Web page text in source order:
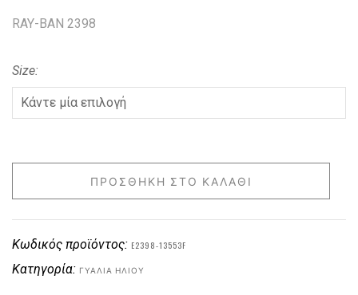
RAY-BAN 2398
Size
ΠΡΟΣΘΉΚΗ ΣΤΟ ΚΑΛΆΘΙ
Κωδικός προϊόντος: E2398-13553F
Κατηγορία: ΓΥΑΛΙΆ ΗΛΊΟΥ